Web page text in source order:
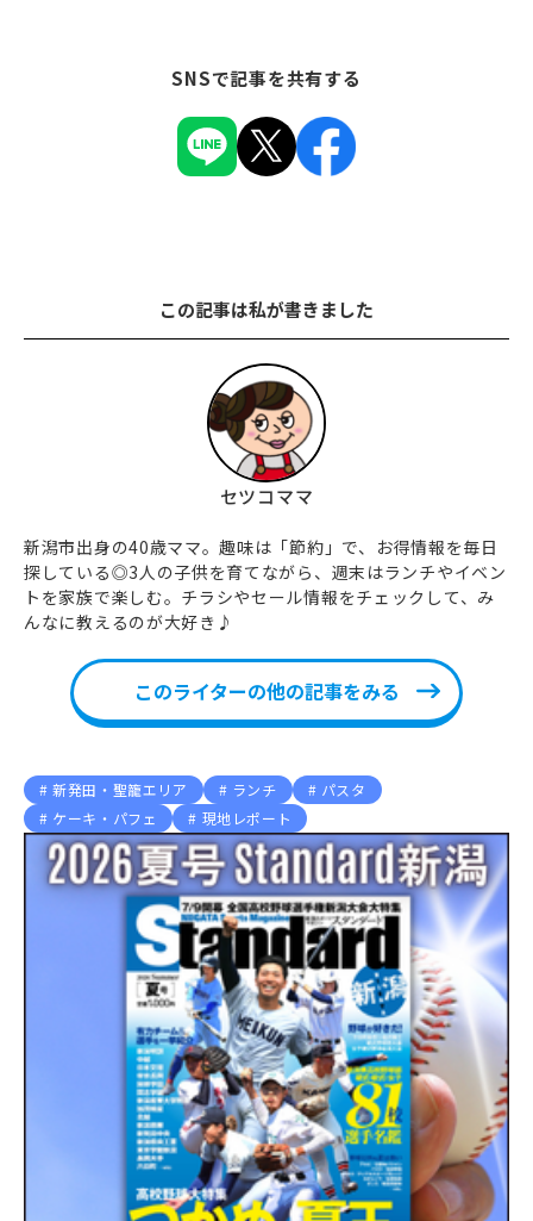
SNSで記事を共有する
この記事は私が書きました
セツコママ
新潟市出身の40歳ママ。趣味は「節約」で、お得情報を毎日
探している◎3人の子供を育てながら、週末はランチやイベン
トを家族で楽しむ。チラシやセール情報をチェックして、み
んなに教えるのが大好き♪
このライターの他の記事をみる
新発田・聖籠エリア ランチ
パスタ
ケーキ・パフェ
現地レポート